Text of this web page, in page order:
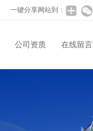
一键分享网站到：
公司资质 在线留言